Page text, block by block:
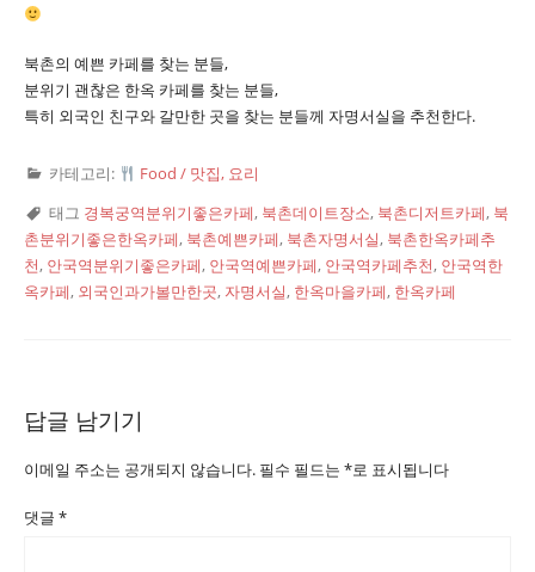
북촌의 예쁜 카페를 찾는 분들,
분위기 괜찮은 한옥 카페를 찾는 분들,
특히 외국인 친구와 갈만한 곳을 찾는 분들께 자명서실을 추천한다.
카테고리:
Food / 맛집, 요리
태그 경복궁역분위기좋은카페, 북촌데이트장소, 북촌디저트카페, 북
촌분위기좋은한옥카페, 북촌예쁜카페, 북촌자명서실, 북촌한옥카페추
천, 안국역분위기좋은카페, 안국역예쁜카페, 안국역카페추천, 안국역한
옥카페, 외국인과가볼만한곳, 자명서실, 한옥마을카페, 한옥카페
답글 남기기
이메일 주소는 공개되지 않습니다. 필수 필드는 *로 표시됩니다
댓글 *